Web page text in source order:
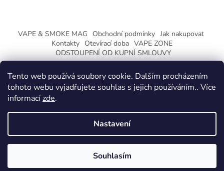
Tento web používá soubory cookie. Dalším procházením
tohoto webu vyjadřujete souhlas s jejich používáním.. Více
informacízde.
Nastavení
Souhlasím
KLIKNETE A DOZVÍTE SE VÍCE.
VAPE & SMOKE MAG Obchodní podmínky Jak nakupovat
Kontakty Otevírací doba VAPE ZONE
ODSTOUPENÍ OD KUPNÍ SMLOUVY
Copyright 2026CeskaTrafika.eu. Všechna práva vyhrazena.